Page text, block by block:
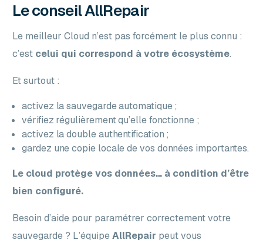
Le conseil AllRepair
Le meilleur Cloud n’est pas forcément le plus connu :
c’est celui qui correspond à votre écosystème.
Et surtout :
activez la sauvegarde automatique ;
vérifiez régulièrement qu’elle fonctionne ;
activez la double authentification ;
gardez une copie locale de vos données importantes.
Le cloud protège vos données… à condition d’être
bien configuré.
Besoin d’aide pour paramétrer correctement votre
sauvegarde ? L’équipeAllRepair peut vous